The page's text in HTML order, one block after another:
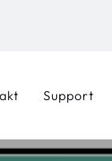
Support